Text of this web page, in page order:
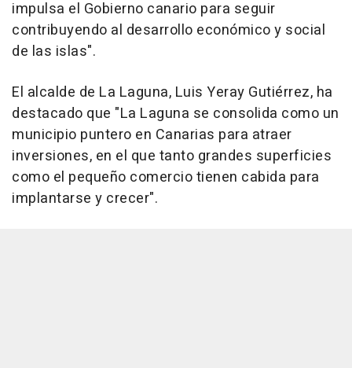
impulsa el Gobierno canario para seguir
contribuyendo al desarrollo económico y social
de las islas".
El alcalde de La Laguna, Luis Yeray Gutiérrez, ha
destacado que "La Laguna se consolida como un
municipio puntero en Canarias para atraer
inversiones, en el que tanto grandes superficies
como el pequeño comercio tienen cabida para
implantarse y crecer".